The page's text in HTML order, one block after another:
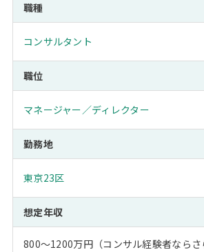
職種
コンサルタント
職位
マネージャー／ディレクター
勤務地
東京23区
想定年収
800～1200万円（コンサル経験者ならさ